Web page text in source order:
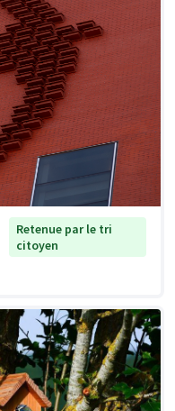
Retenue par le tri
citoyen